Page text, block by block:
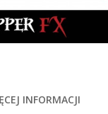
INFORMACJI